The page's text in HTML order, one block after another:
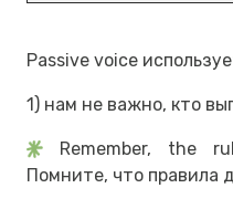
Passive voice
1) нам не важно, кто
Remember, the
Помните, что правила